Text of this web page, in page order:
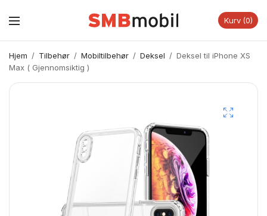
Kurv 0
Hjem / Tilbehør / Mobiltilbehør / Deksel / Deksel til iPhone XS
Max ( Gjennomsiktig )